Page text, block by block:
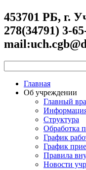
453701 РБ, г.
278(34791) 3-
Главная
Об учреждении
Главный
Структура
Обработка
График
График
Правила
Новости